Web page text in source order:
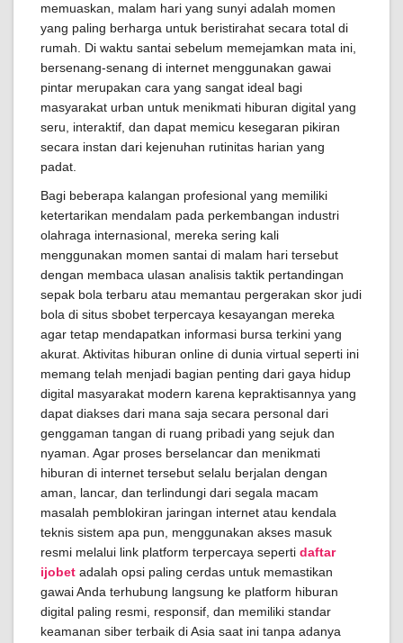
memuaskan, malam hari yang sunyi adalah momen
yang paling berharga untuk beristirahat secara total di
rumah. Di waktu santai sebelum memejamkan mata ini,
bersenang-senang di internet menggunakan gawai
pintar merupakan cara yang sangat ideal bagi
masyarakat urban untuk menikmati hiburan digital yang
seru, interaktif, dan dapat memicu kesegaran pikiran
secara instan dari kejenuhan rutinitas harian yang
padat.
Bagi beberapa kalangan profesional yang memiliki
ketertarikan mendalam pada perkembangan industri
olahraga internasional, mereka sering kali
menggunakan momen santai di malam hari tersebut
dengan membaca ulasan analisis taktik pertandingan
sepak bola terbaru atau memantau pergerakan skor judi
bola di situs sbobet terpercaya kesayangan mereka
agar tetap mendapatkan informasi bursa terkini yang
akurat. Aktivitas hiburan online di dunia virtual seperti ini
memang telah menjadi bagian penting dari gaya hidup
digital masyarakat modern karena kepraktisannya yang
dapat diakses dari mana saja secara personal dari
genggaman tangan di ruang pribadi yang sejuk dan
nyaman. Agar proses berselancar dan menikmati
hiburan di internet tersebut selalu berjalan dengan
aman, lancar, dan terlindungi dari segala macam
masalah pemblokiran jaringan internet atau kendala
teknis sistem apa pun, menggunakan akses masuk
resmi melalui link platform terpercaya seperti daftar
ijobet adalah opsi paling cerdas untuk memastikan
gawai Anda terhubung langsung ke platform hiburan
digital paling resmi, responsif, dan memiliki standar
keamanan siber terbaik di Asia saat ini tanpa adanya